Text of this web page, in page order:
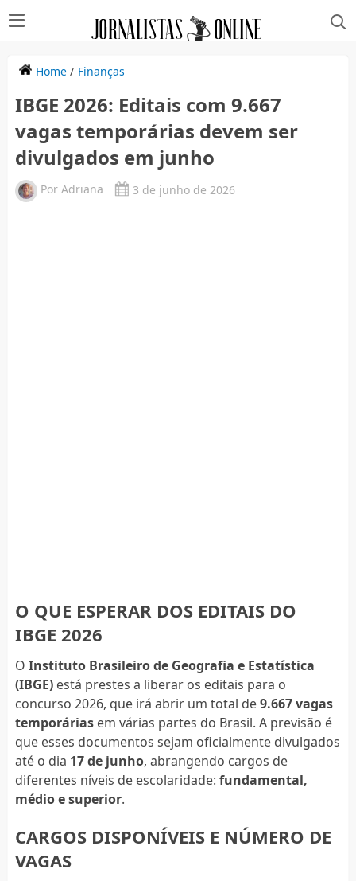
Home/ Finanças
IBGE 2026: Editais com 9.667
vagas temporárias devem ser
divulgados em junho
Por Adriana 3 de junho de 2026
O QUE ESPERAR DOS EDITAIS DO
IBGE 2026
O Instituto Brasileiro de Geografia e Estatística
(IBGE)está prestes a liberar os editais para o
concurso 2026, que irá abrir um total de9.667 vagas
temporáriasem várias partes do Brasil. A previsão é
que esses documentos sejam oficialmente divulgados
até o dia 17 de junho, abrangendo cargos de
diferentes níveis de escolaridade: fundamental,
médio e superior.
CARGOS DISPONÍVEIS E NÚMERO DE
VAGAS